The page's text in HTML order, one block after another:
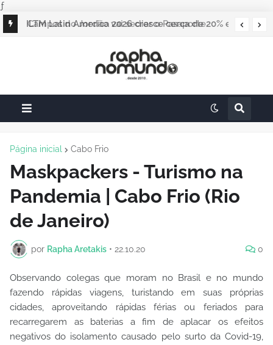
ƒ
ILTM Latin America 2026 cresce cerca de 20% e
Página inicial Cabo Frio
Maskpackers - Turismo na
Pandemia | Cabo Frio (Rio
de Janeiro)
por Rapha Aretakis • 22.10.20 0
Observando colegas que moram no Brasil e no mundo
fazendo rápidas viagens, turistando em suas próprias
cidades, aproveitando rápidas férias ou feriados para
recarregarem as baterias a fim de aplacar os efeitos
negativos do isolamento causado pelo surto da Covid-19,